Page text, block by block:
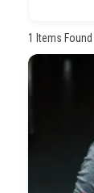
1 Items Found